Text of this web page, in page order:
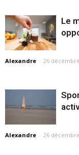
Le
Alexandre - 26
Alexandre - 26